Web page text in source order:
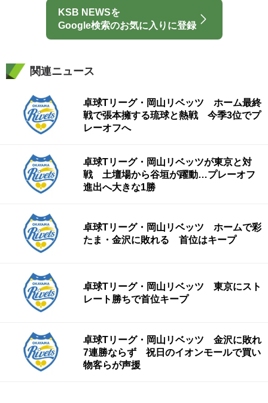
KSB NEWSを
Google検索のお気に入りに登録
関連ニュース
卓球Tリーグ・岡山リベッツ ホーム最終
戦で張本擁する琉球と熱戦 今季3位でプ
レーオフへ
卓球Tリーグ・岡山リベッツが東京と対
戦 土壇場から谷垣が躍動…プレーオフ
進出へ大きな1勝
卓球Tリーグ・岡山リベッツ ホームで彩
たま・金沢に敗れる 首位はキープ
卓球Tリーグ・岡山リベッツ 東京にスト
レート勝ちで首位キープ
卓球Tリーグ・岡山リベッツ 金沢に敗れ
7連勝ならず 祝日のイオンモールで買い
物客らが声援